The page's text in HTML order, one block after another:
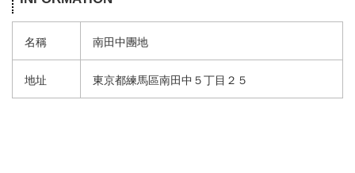
名稱 南田中團地
地址 東京都練馬區南田中５丁目２５